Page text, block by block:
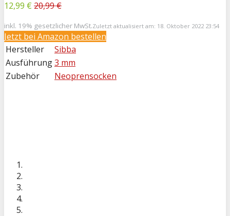
12,99 € 20,99 €
inkl. 19% gesetzlicher MwSt.Zuletzt aktualisiert am: 18. Oktober 2022 23:54
Jetzt bei Amazon bestellen
Hersteller
Sibba
Ausführung3 mm
Zubehör
Neoprensocken